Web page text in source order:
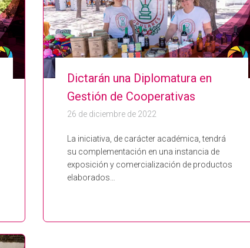
Dictarán una Diplomatura en
Gestión de Cooperativas
26 de diciembre de 2022
La iniciativa, de carácter académica, tendrá
su complementación en una instancia de
exposición y comercialización de productos
elaborados…